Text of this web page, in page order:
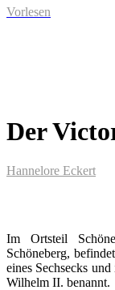
Vorlesen
Der
Hannelore Eckert
Im Ortsteil
Schöneberg,
eines Sechsecks
Wilhelm II. benannt.